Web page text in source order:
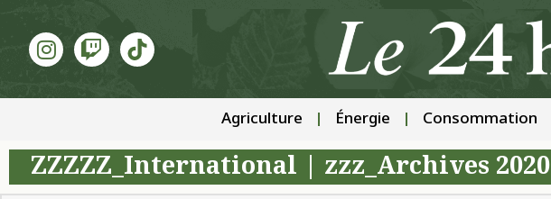
Agriculture Énergie Consommation
ZZZZZ_International zzz_Archives 2020